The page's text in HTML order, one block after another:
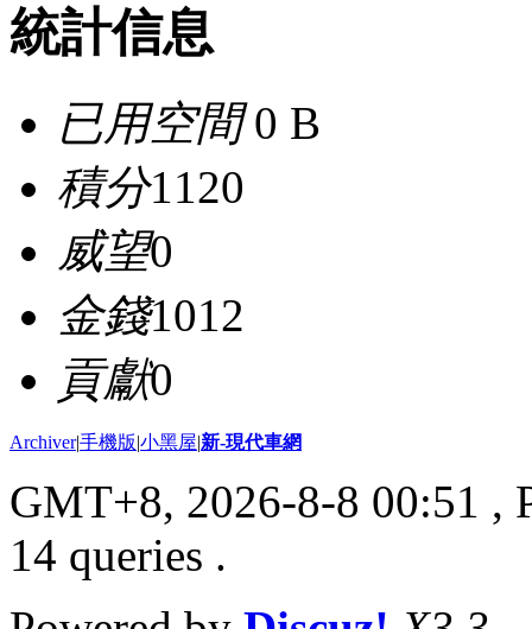
統計信息
已用空間0 B
積分1120
威望0
金錢1012
貢獻0
Archiver|手機版|小黑屋|新-現代車網
GMT+8, 2026-8-8 00:51 ,
14 queries .